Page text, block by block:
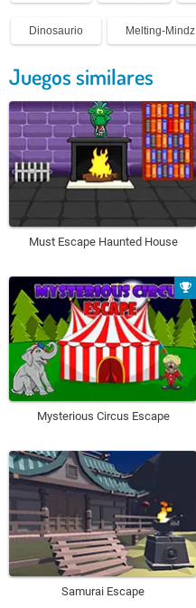
Dinosaurio Melting-Mindz
Juegos similares
Must Escape Haunted House
Mysterious Circus Escape
Samurai Escape